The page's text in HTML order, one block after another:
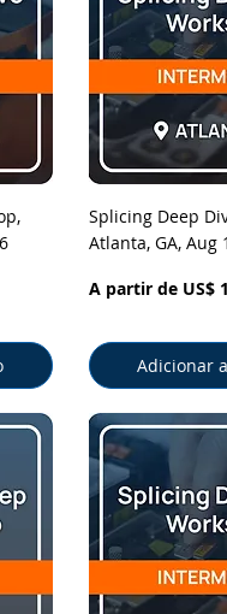
Splicing Deep
Atlanta, GA, Aug
A partir de US$
Preço
Adicionar